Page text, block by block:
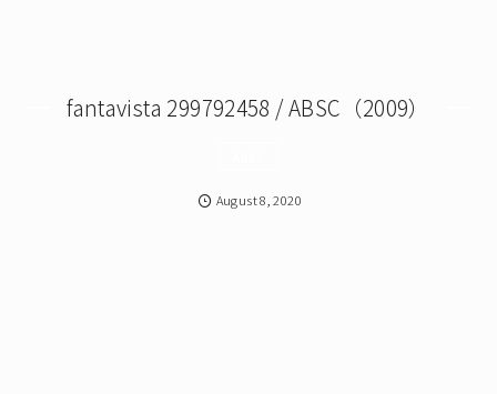
fantavista 299792458 / ABSC（2009）
August8 ,2020